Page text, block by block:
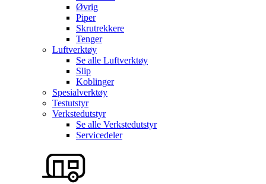
Øvrig
Piper
Skrutrekkere
Tenger
Luftverktøy
Se alle Luftverktøy
Slip
Koblinger
Spesialverktøy
Testutstyr
Verkstedutstyr
Se alle Verkstedutstyr
Servicedeler